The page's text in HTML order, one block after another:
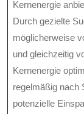
Kernenergie
Durch gezielte
möglicherweise
und gleichzeitig
Kernenergie
regelmäßig nach
potenzielle